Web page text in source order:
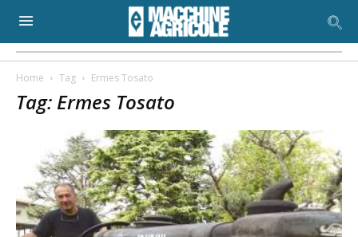
Home Tag Ermes Tosato
Tag: Ermes Tosato